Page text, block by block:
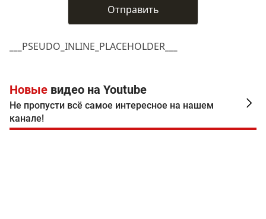
___PSEUDO_INLINE_PLACEHOLDER___
Новые видео на Youtube
Не пропусти всё самое интересное на нашем
канале!